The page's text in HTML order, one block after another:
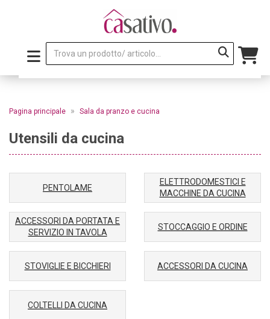
Pagina principale » Sala da pranzo e cucina
Utensili da cucina
PENTOLAME
ELETTRODOMESTICI E
MACCHINE DA CUCINA
ACCESSORI DA PORTATA E
SERVIZIO IN TAVOLA
STOCCAGGIO E ORDINE
STOVIGLIE E BICCHIERI ACCESSORI DA CUCINA
COLTELLI DA CUCINA